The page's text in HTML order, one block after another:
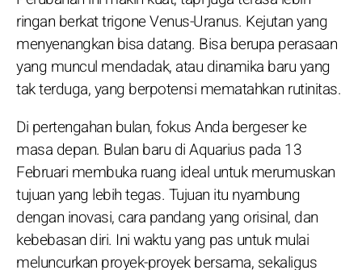
ringan berkat trigone Venus-Uranus. Kejutan yang
menyenangkan bisa datang. Bisa berupa perasaan
yang muncul mendadak, atau dinamika baru yang
tak terduga, yang berpotensi mematahkan rutinitas.
Di pertengahan bulan, fokus Anda bergeser ke
masa depan. Bulan baru di Aquarius pada 13
Februari membuka ruang ideal untuk merumuskan
tujuan yang lebih tegas. Tujuan itu nyambung
dengan inovasi, cara pandang yang orisinal, dan
kebebasan diri. Ini waktu yang pas untuk mulai
meluncurkan proyek-proyek bersama, sekaligus